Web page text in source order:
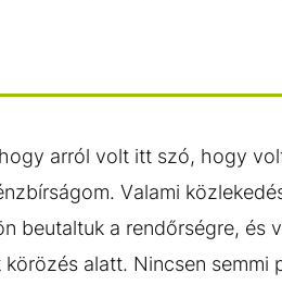
arról volt itt szó, hogy
Valami
beutaltuk a rendőrségre, és
alatt. Nincsen semmi